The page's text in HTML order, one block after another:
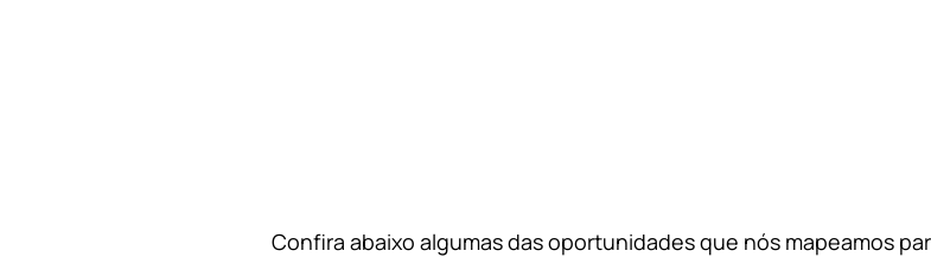
Confira abaixo algumas das oportunidades que nós mapeamos